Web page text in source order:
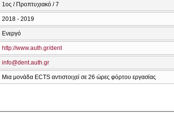
1ος / Προπτυχιακό / 7
2018 - 2019
Ενεργό
http://www.auth.gr/dent
info@dent.auth.gr
Μια μονάδα ECTS αντιστοιχεί σε 26 ώρες φόρτου εργασίας